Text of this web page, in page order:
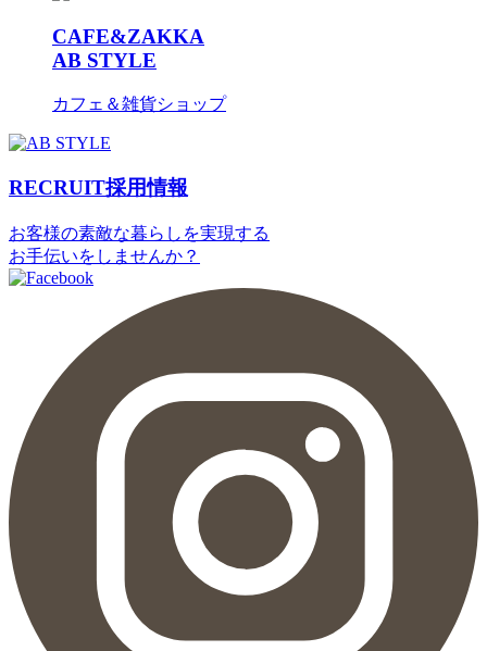
CAFE&ZAKKA
AB STYLE
カフェ＆雑貨ショップ
RECRUIT採用情報
お客様の素敵な暮らしを実現する
お手伝いをしませんか？